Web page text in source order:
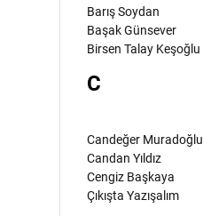
Barış Soydan
Başak Günsever
Birsen Talay Keşoğlu
C
Candeğer Muradoğlu
Candan Yıldız
Cengiz Başkaya
Çıkışta Yazışalım